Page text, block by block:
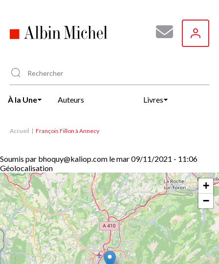
principal
À la Une Auteurs Livres
Accueil François Fillon à Annecy
Soumis par bhoquy@kaliop.com lemar 09/11/2021 - 11:06
Géolocalisation
+
−